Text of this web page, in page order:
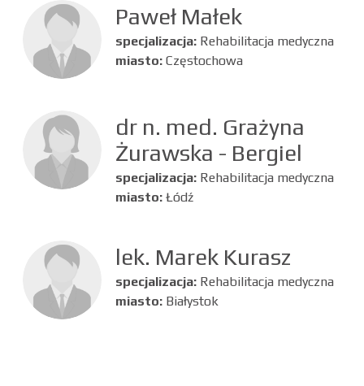
Paweł Małek
specjalizacja: Rehabilitacja medyczna
miasto: Częstochowa
dr n. med. Grażyna
Żurawska - Bergiel
specjalizacja: Rehabilitacja medyczna
miasto: Łódź
lek. Marek Kurasz
specjalizacja: Rehabilitacja medyczna
miasto: Białystok